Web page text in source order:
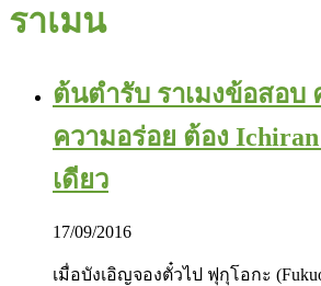
ราเมน
ต้นตำรับ ราเมงข้อสอบ
ความอร่อย ต้อง
เดียว
17/09/2016
เมื่อบังเอิญจองตั๋วไป ฟุกุโอกะ